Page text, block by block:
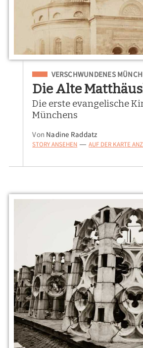
Eingeordnet unter
VERSCHWUNDENES
Die Alte
Die erste evangelische
Münchens
Von Nadine Raddatz
STORY ANSEHEN — AUF DER KARTE